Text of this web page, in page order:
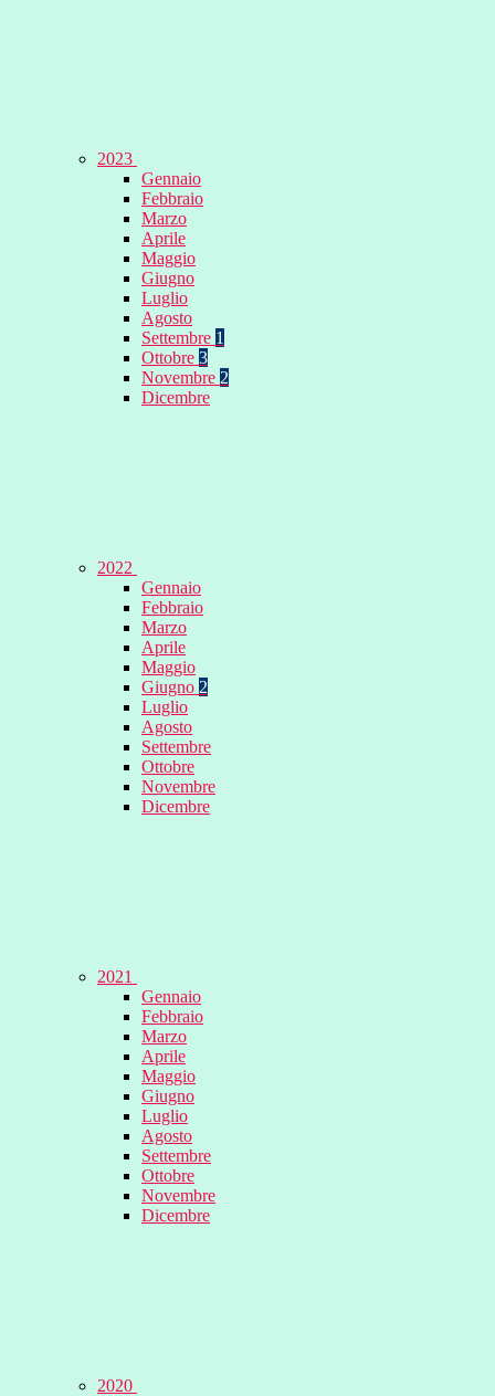
2023
Gennaio
Febbraio
Marzo
Aprile
Maggio
Giugno
Luglio
Agosto
Settembre 1
Ottobre 3
Novembre 2
Dicembre
2022
Gennaio
Febbraio
Marzo
Aprile
Maggio
Giugno 2
Luglio
Agosto
Settembre
Ottobre
Novembre
Dicembre
2021
Gennaio
Febbraio
Marzo
Aprile
Maggio
Giugno
Luglio
Agosto
Settembre
Ottobre
Novembre
Dicembre
2020